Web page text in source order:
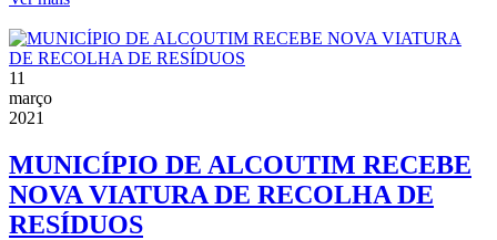
11
março
2021
MUNICÍPIO DE ALCOUTIM RECEBE
NOVA VIATURA DE RECOLHA DE
RESÍDUOS